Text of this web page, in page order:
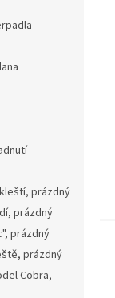
prázdný
prázdný
prázdný
prázdný
Cobra,